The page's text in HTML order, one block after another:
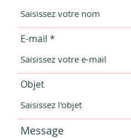
E-mail
Objet
Message